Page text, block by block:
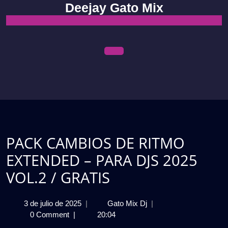
content
Deejay Gato Mix
PACK CAMBIOS DE RITMO
EXTENDED – PARA DJS 2025
VOL.2 / GRATIS
3 de julio de 20253 | Gato Mix DjPACK
|
0 Comment | 20:04